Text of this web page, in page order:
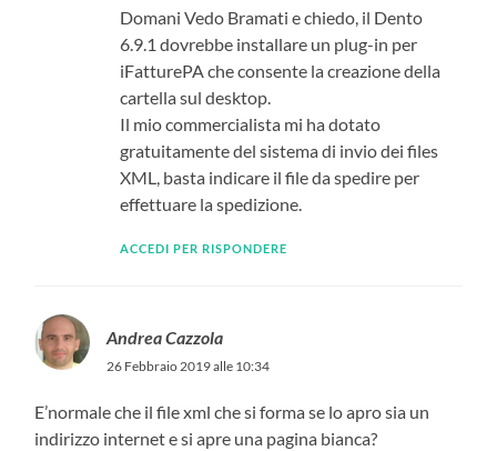
Domani Vedo Bramati e chiedo, il Dento
6.9.1 dovrebbe installare un plug-in per
iFatturePA che consente la creazione della
cartella sul desktop.
Il mio commercialista mi ha dotato
gratuitamente del sistema di invio dei files
XML, basta indicare il file da spedire per
effettuare la spedizione.
ACCEDI PER RISPONDERE
Andrea Cazzola
26 Febbraio 2019 alle 10:34
E’normale che il file xml che si forma se lo apro sia un
indirizzo internet e si apre una pagina bianca?